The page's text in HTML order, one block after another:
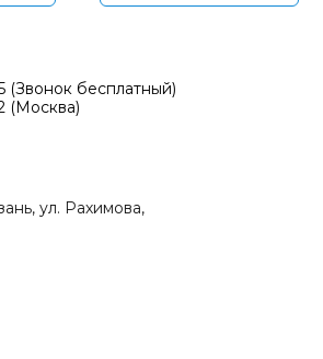
(Звонок бесплатный)
(Москва)
ул. Рахимова,